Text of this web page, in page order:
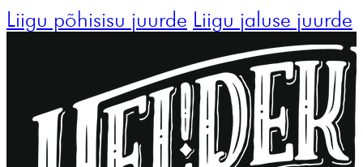
Liigu põhisisu juurde Liigu jaluse juurde